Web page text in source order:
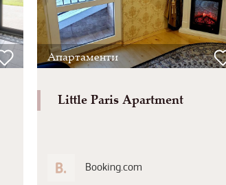
Апартаменти
Little Paris Apartment
Booking.com